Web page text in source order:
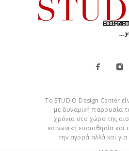
Το STUDIO Design Center
με δυναμική παρουσία
χρόνια στο χώρο της
κοινωνική ευαισθησία και
την αγορά αλλά και